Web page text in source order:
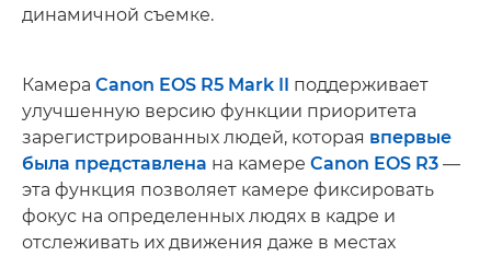
динамичной съемке.
Камера Canon EOS R5 Mark II поддерживает
улучшенную версию функции приоритета
зарегистрированных людей, которая впервые
была представлена на камере Canon EOS R3 —
эта функция позволяет камере фиксировать
фокус на определенных людях в кадре и
отслеживать их движения даже в местах